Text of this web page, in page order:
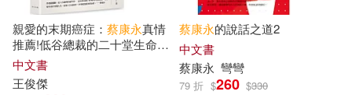
一個月內上市新品(1)
電子書
親愛的末期癌症： 蔡康永真情
推薦!低谷總裁的二十堂生命體
悟課
中文書
王俊傑
蔡康永的說話之道2
中文書
蔡康永 彎彎
79 折 $260 $330